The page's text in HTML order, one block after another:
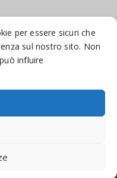
per essere sicuri che
sul nostro sito. Non
influire
SOLUTIONS